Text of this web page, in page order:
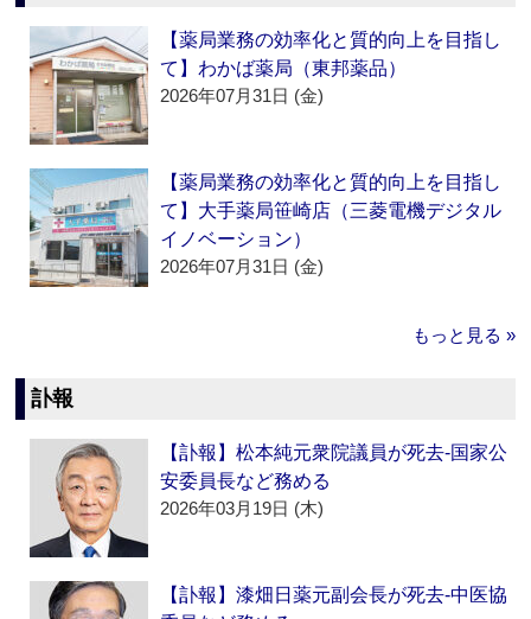
【薬局業務の効率化と質的向上を目指し
て】わかば薬局（東邦薬品）
2026年07月31日 (金)
【薬局業務の効率化と質的向上を目指し
て】大手薬局笹崎店（三菱電機デジタル
イノベーション）
2026年07月31日 (金)
もっと見る »
訃報
【訃報】松本純元衆院議員が死去‐国家公
安委員長など務める
2026年03月19日 (木)
【訃報】漆畑日薬元副会長が死去‐中医協